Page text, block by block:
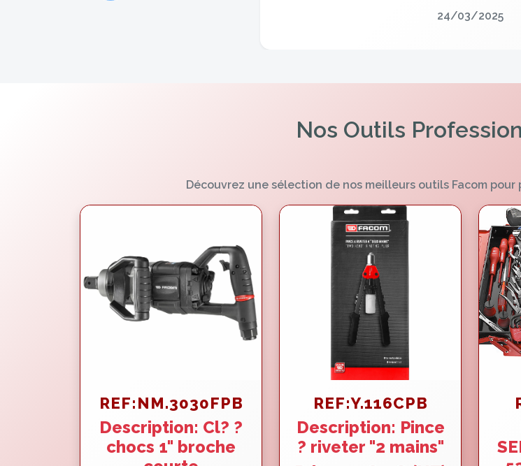
24/03/2025
Nos Outils
Découvrez une sélection de nos meilleurs outils Facom
REF:NM.3030FPB
Description: Cl? ?
chocs 1" broche
REF:Y.116CPB
Description: Pince
? riveter "2 mains"